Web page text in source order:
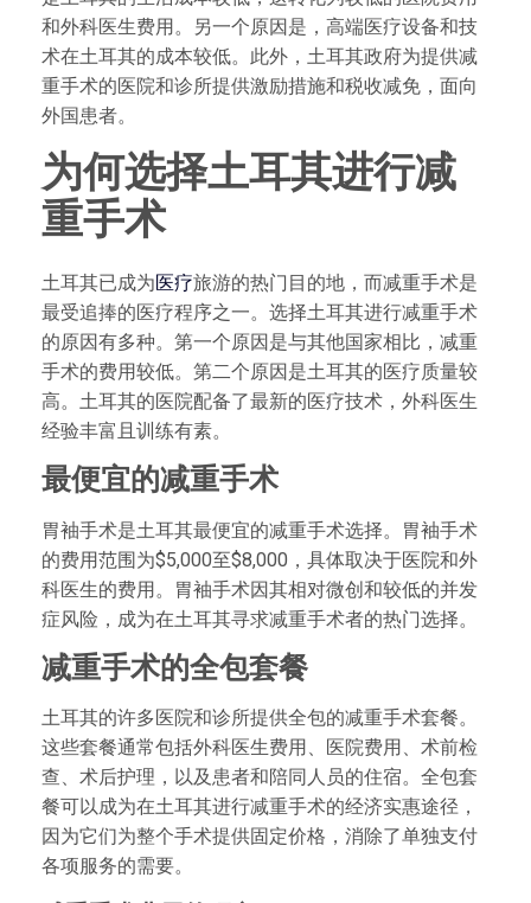
和外科医生费用。另一个原因是，高端医疗设备和技
术在土耳其的成本较低。此外，土耳其政府为提供减
重手术的医院和诊所提供激励措施和税收减免，面向
外国患者。
为何选择土耳其进行减
重手术
土耳其已成为医疗旅游的热门目的地，而减重手术是
最受追捧的医疗程序之一。选择土耳其进行减重手术
的原因有多种。第一个原因是与其他国家相比，减重
手术的费用较低。第二个原因是土耳其的医疗质量较
高。土耳其的医院配备了最新的医疗技术，外科医生
经验丰富且训练有素。
最便宜的减重手术
胃袖手术是土耳其最便宜的减重手术选择。胃袖手术
的费用范围为$5,000至$8,000，具体取决于医院和外
科医生的费用。胃袖手术因其相对微创和较低的并发
症风险，成为在土耳其寻求减重手术者的热门选择。
减重手术的全包套餐
土耳其的许多医院和诊所提供全包的减重手术套餐。
这些套餐通常包括外科医生费用、医院费用、术前检
查、术后护理，以及患者和陪同人员的住宿。全包套
餐可以成为在土耳其进行减重手术的经济实惠途径，
因为它们为整个手术提供固定价格，消除了单独支付
各项服务的需要。